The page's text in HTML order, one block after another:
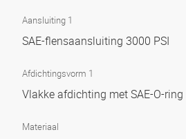
Aansluiting 1
SAE-flensaansluiting 3000 PSI
Afdichtingsvorm 1
Vlakke afdichting met SAE-O-ring
Materiaal